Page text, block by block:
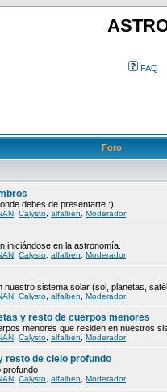
FAQ
Foro
debes de presentarte :)
Calysto alfalben Moderador
iniciándose en la astronomía.
Calysto alfalben Moderador
nuestro sistema solar (sol, planetas,
Calysto alfalben Moderador
y resto de cuerpos menores
menores que residen en nuestros
Calysto alfalben Moderador
resto de cielo profundo
profundo
Calysto alfalben Moderador